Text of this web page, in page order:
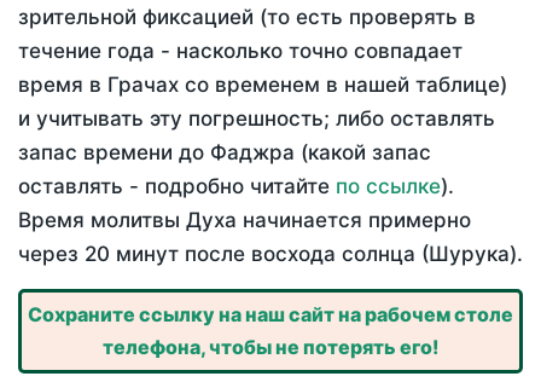
зрительной фиксацией (то есть проверять в
течение года - насколько точно совпадает
время в Грачах со временем в нашей таблице)
и учитывать эту погрешность; либо оставлять
запас времени до Фаджра (какой запас
оставлять - подробно читайте по ссылке).
Время молитвы Духа начинается примерно
через 20 минут после восхода солнца (Шурука).
Сохраните ссылку на наш сайт на рабочем столе
телефона, чтобы не потерять его!